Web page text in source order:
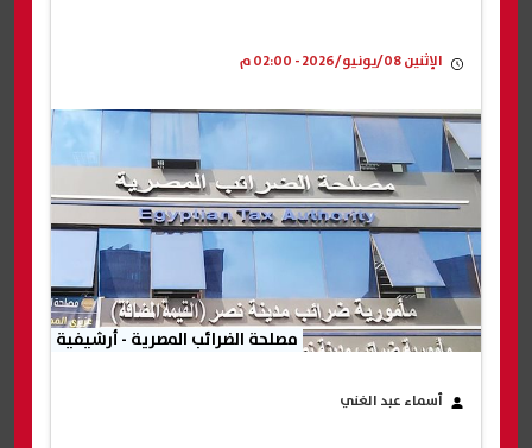
الإثنين 08/يونيو/2026 - 02:00 م
مصلحة الضرائب المصرية - أرشيفية
أسماء عبد الغني